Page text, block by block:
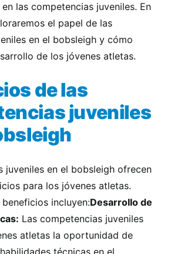
las competencias juveniles. En
el papel de las
en el bobsleigh y cómo
de los jóvenes atletas.
de las
juveniles
juveniles en el bobsleigh ofrecen
para los jóvenes atletas.
incluyen:Desarrollo de
Las competencias juveniles
atletas la oportunidad de
técnicas en el